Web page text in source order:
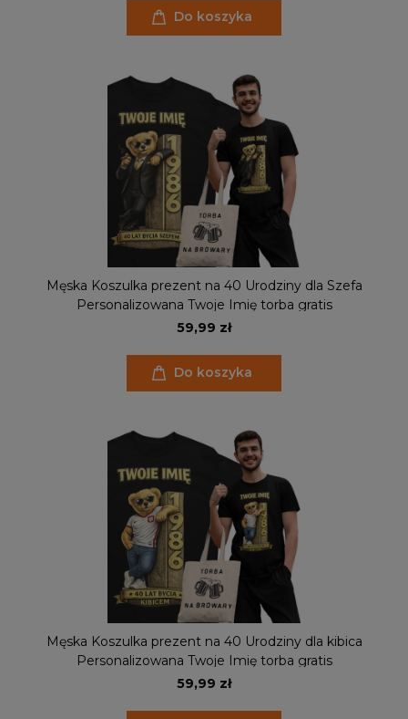
Do koszyka
Męska Koszulka prezent na 40 Urodziny dla Szefa
Personalizowana Twoje Imię torba gratis
59,99 zł
Do koszyka
Męska Koszulka prezent na 40 Urodziny dla kibica
Personalizowana Twoje Imię torba gratis
59,99 zł